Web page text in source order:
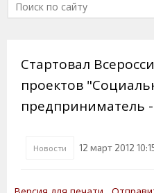
Стартовал
проектов
предприниматель
Новости 12 март 2012